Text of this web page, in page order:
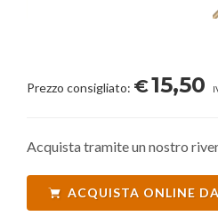
Prezzo consigliato: €15,50
Acquista tramite un nostro
ACQUISTA ONLINE